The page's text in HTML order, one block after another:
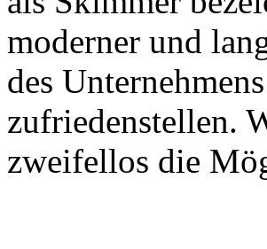
moderner und
des
zufriedenstellen.
zweifellos die